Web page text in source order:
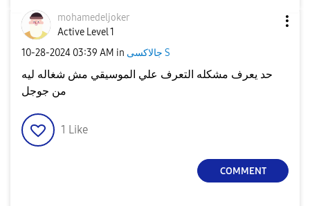
mohamedeljoker
Active Level 1
‎10-28-2024 03:39 AM in جالاكسى S
حد يعرف مشكله التعرف علي الموسيقي مش شغاله ليه
1 Like
COMMENT